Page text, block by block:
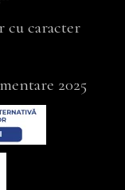
cu caracter
2025